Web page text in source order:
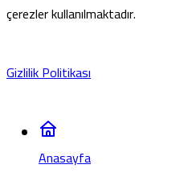
çerezler kullanılmaktadır.
Gizlilik Politikası
Anasayfa